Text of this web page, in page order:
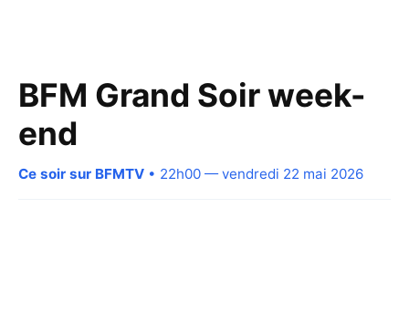
BFM Grand Soir week-
end
Ce soir sur BFMTV • 22h00 — vendredi 22 mai 2026